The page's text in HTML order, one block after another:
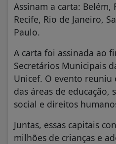
Assinam a carta: Belém,
Recife, Rio de Janeiro,
Paulo.
A carta foi assinada ao
Secretários Municipais
Unicef. O evento reuniu
das áreas de educação,
social e direitos
Juntas, essas capitais
milhões de crianças e